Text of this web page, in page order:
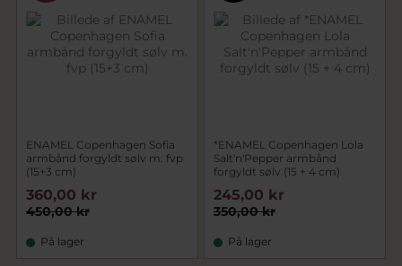
ENAMEL Copenhagen Sofia
armbånd forgyldt sølv m. fvp
(15+3 cm)
450,00 kr
360,00 kr
På lager
*ENAMEL Copenhagen Lola
Salt'n'Pepper armbånd
forgyldt sølv (15 + 4 cm)
350,00 kr
245,00 kr
På lager